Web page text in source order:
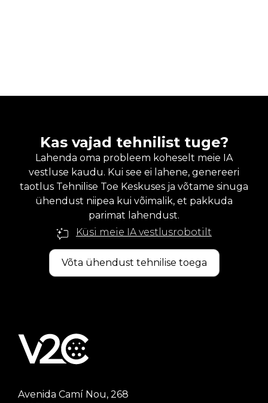
Kas vajad tehnilist tuge?
Lahenda oma probleem koheselt meie IA
vestluse kaudu. Kui see ei lahene, genereeri
taotlus Tehnilise Toe Keskuses ja võtame sinuga
ühendust niipea kui võimalik, et pakkuda
parimat lahendust.
Küsi meie IA vestlusrobotilt
Võta ühendust tehnilise toega
Avenida Camí Nou, 268